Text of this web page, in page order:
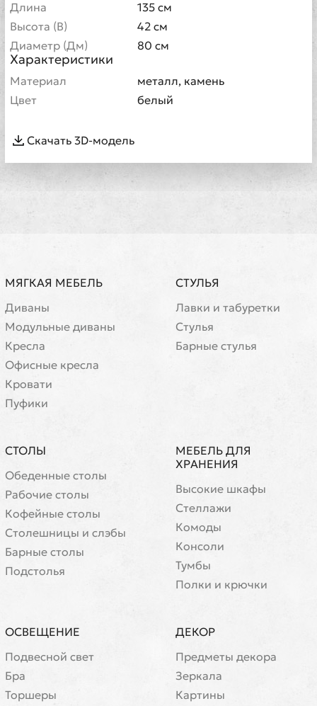
Длина
135 см
Высота (В)
42 см
Диаметр (Дм)
80 см
Характеристики
Материал
металл, камень
Цвет
белый
Скачать 3D-модель
МЯГКАЯ МЕБЕЛЬ
Диваны
Модульные диваны
Кресла
Офисные кресла
Кровати
Пуфики
СТУЛЬЯ
Лавки и табуретки
Стулья
Барные стулья
СТОЛЫ
Обеденные столы
Рабочие столы
Кофейные столы
Cтолешницы и слэбы
Барные столы
Подстолья
МЕБЕЛЬ ДЛЯ
ХРАНЕНИЯ
Высокие шкафы
Стеллажи
Комоды
Консоли
Тумбы
Полки и крючки
ОСВЕЩЕНИЕ
Подвесной свет
Бра
Торшеры
ДЕКОР
Предметы декора
Зеркала
Картины